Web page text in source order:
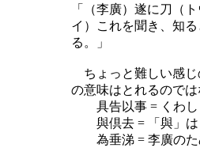
「（李廣）遂に刀（
イ）これを聞き、知
る。」
ちょっと難しい感じ
の意味はとれるのでは
具告以事 = くわし
與倶去 = 「與」は
為垂涕 = 李廣のた